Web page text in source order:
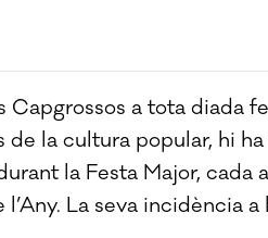
Capgrossos a tota diada
la cultura popular, hi
la Festa Major, cada
La seva incidència